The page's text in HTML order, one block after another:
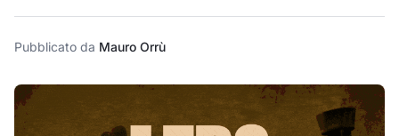
Pubblicato da Mauro Orrù